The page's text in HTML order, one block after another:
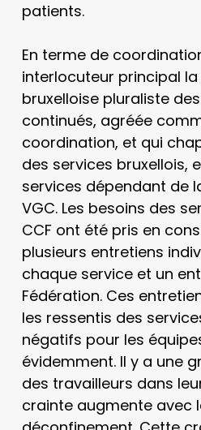
patients.
En terme de
interlocuteur principal
bruxelloise pluraliste
continués, agréée
coordination, et qui
des services bruxellois,
services dépendant de
VGC. Les besoins des
CCF ont été pris en
plusieurs entretiens
chaque service et un
Fédération. Ces
les ressentis des
négatifs pour les
évidemment. Il y a une
des travailleurs dans
crainte augmente avec